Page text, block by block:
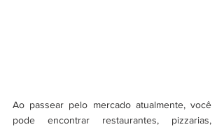
Ao passear pelo mercado atualmente, você
pode encontrar restaurantes, pizzarias,